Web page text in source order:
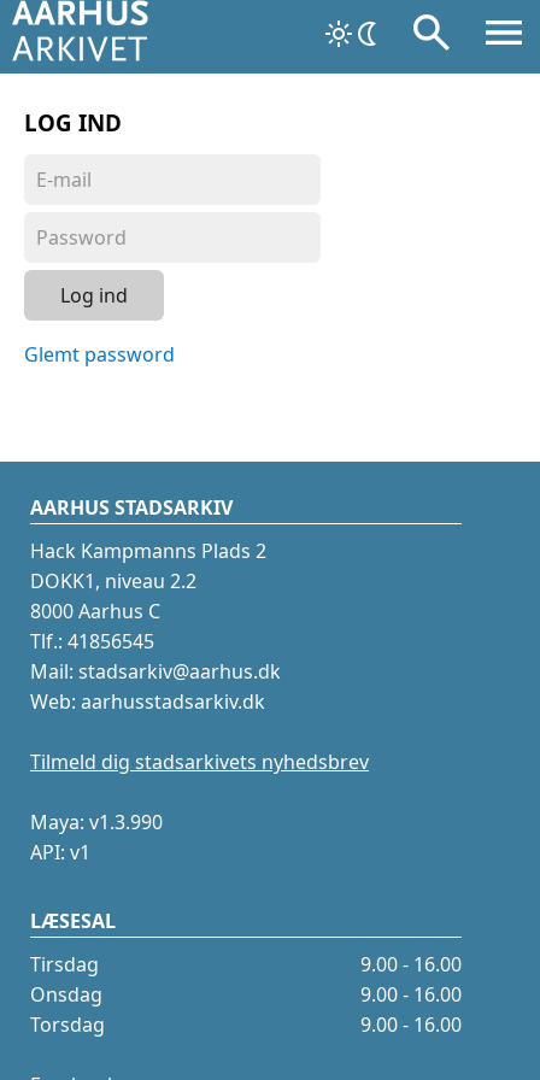
LOG IND
Log ind
Glemt password
AARHUS STADSARKIV
Hack Kampmanns Plads 2
DOKK1, niveau 2.2
8000 Aarhus C
Tlf.: 41856545
Mail: stadsarkiv@aarhus.dk
Web: aarhusstadsarkiv.dk
Tilmeld dig stadsarkivets nyhedsbrev
Maya: v1.3.990
API: v1
LÆSESAL
Tirsdag
9.00 - 16.00
Onsdag
9.00 - 16.00
Torsdag
9.00 - 16.00